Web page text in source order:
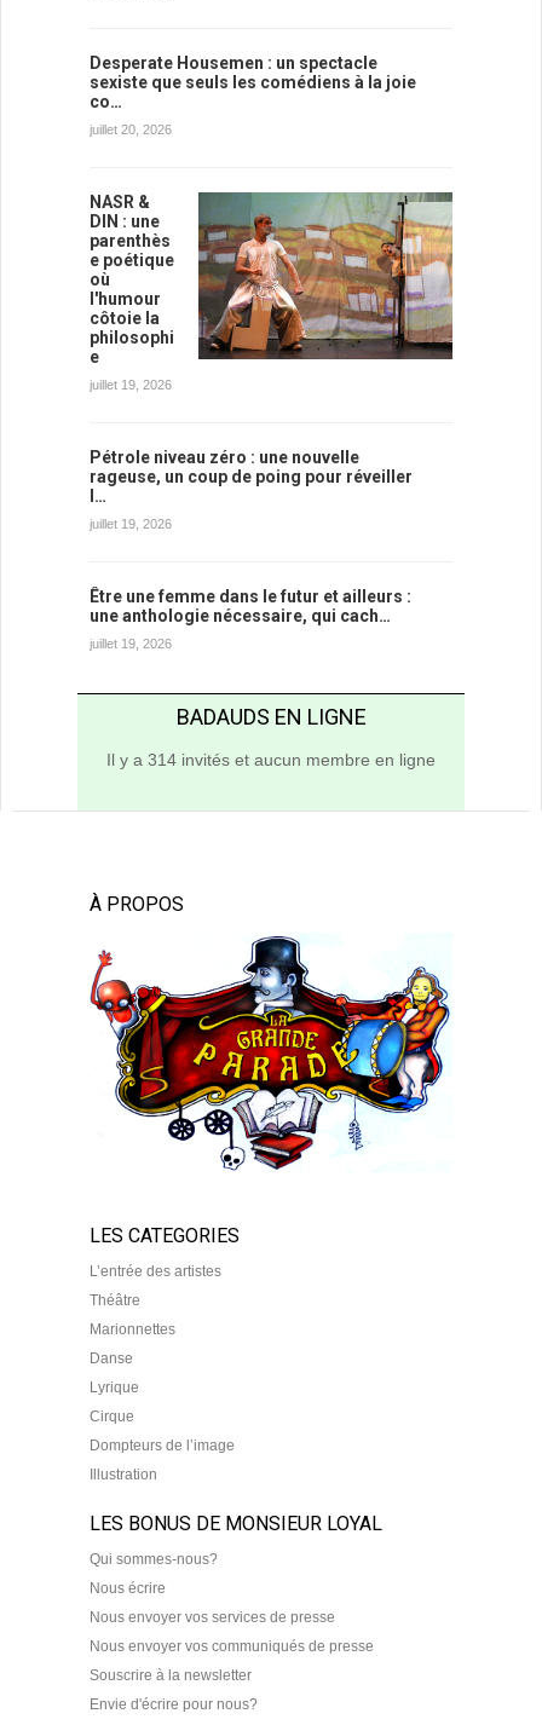
Desperate Housemen : un spectacle
sexiste que seuls les comédiens à la joie
co…
juillet 20, 2026
NASR &
DIN : une
parenthès
e poétique
où
l'humour
côtoie la
philosophi
e
juillet 19, 2026
Pétrole niveau zéro : une nouvelle
rageuse, un coup de poing pour réveiller
l…
juillet 19, 2026
Être une femme dans le futur et ailleurs :
une anthologie nécessaire, qui cach…
juillet 19, 2026
BADAUDS EN LIGNE
Il y a 314 invités et aucun membre en ligne
À PROPOS
LES CATEGORIES
L’entrée des artistes
Théâtre
Marionnettes
Danse
Lyrique
Cirque
Dompteurs de l’image
Illustration
LES BONUS DE MONSIEUR LOYAL
Qui sommes-nous?
Nous écrire
Nous envoyer vos services de presse
Nous envoyer vos communiqués de presse
Souscrire à la newsletter
Envie d'écrire pour nous?